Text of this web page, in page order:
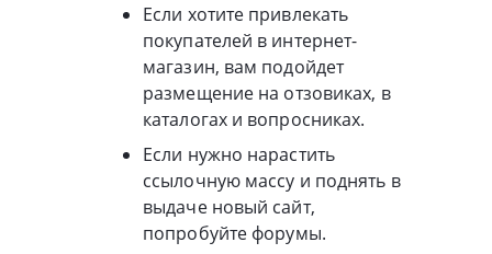
Если хотите привлекать
покупателей в интернет-
магазин, вам подойдет
размещение на отзовиках, в
каталогах и вопросниках.
Если нужно нарастить
ссылочную массу и поднять в
выдаче новый сайт,
попробуйте форумы.